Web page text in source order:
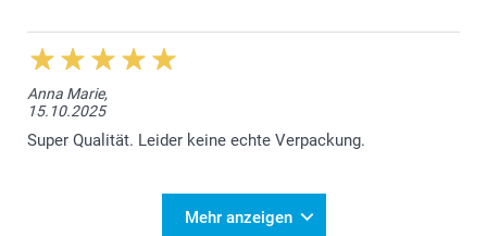
Anna Marie,
15.10.2025
Super Qualität. Leider keine echte Verpackung.
Mehr anzeigen